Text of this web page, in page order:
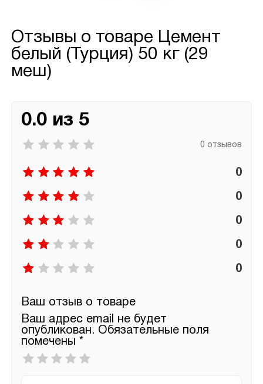
Отзывы о товаре Цемент
белый (Турция) 50 кг (29
меш)
0.0 из 5
0 отзывов
0
0
0
0
0
Ваш отзыв о товаре
Ваш адрес email не будет
опубликован. Обязательные поля
помечены *
Ваша
оценка